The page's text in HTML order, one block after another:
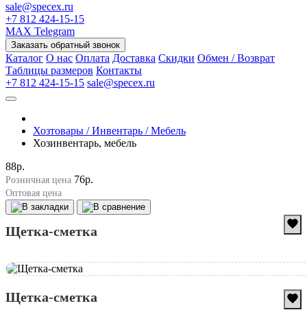
sale@specex.ru
+7 812 424-15-15
MAX Telegram
Заказать обратный звонок
Каталог О нас Оплата Доставка Скидки Обмен / Возврат
Таблицы размеров Контакты
+7 812 424-15-15 sale@specex.ru
Хозтовары / Инвентарь / Мебель
Хозинвентарь, мебель
88р.
Розничная цена 76р.
Оптовая цена
Щетка-сметка
Щетка-сметка